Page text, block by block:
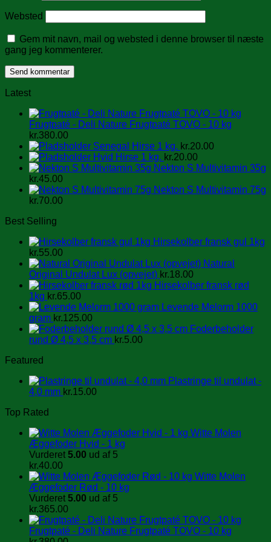
Websted
Gem mit navn, mail og websted i denne browser til næste
gang jeg kommenterer.
Latest
Frugtpaté - Deli Nature Frugtpaté TOVO - 10 kg
kr.380.00
Senegal Hirse 1 kg. kr.20.00
Hvid Hirse 1 kg. kr.20.00
Nekton S Multivitamin 35g
kr.45.00
Nekton S Multivitamin 75g
kr.70.00
Best Selling
Hirsekolber fransk gul 1kg
kr.55.00
Natural
Original Undulat Lux (opvejet) kr.18.00
Hirsekolber fransk rød
1kg kr.65.00
Levende Melorm 1000
gram kr.125.00
Foderbeholder
rund Ø 4,5 x 3,5 cm kr.5.00
Featured
Plastringe til undulat -
4,0 mm kr.15.00
Top Rated
Witte Molen
Æggefoder Hvid - 1 kg
Vurderet 5.00 ud af 5
kr.40.00
Witte Molen
Æggefoder Rød - 10 kg
Vurderet 5.00 ud af 5
kr.365.00
Frugtpaté - Deli Nature Frugtpaté TOVO - 10 kg